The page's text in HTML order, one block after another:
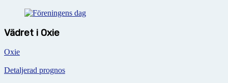
Vädret i Oxie
Oxie
Detaljerad prognos